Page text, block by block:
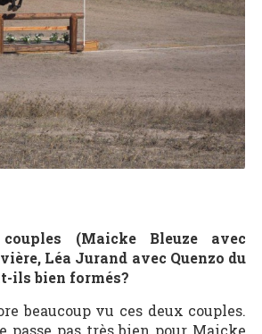
(Maicke Bleuze avec
Léa Jurand avec Quenzo du
ils bien formés?
beaucoup vu ces deux couples.
passe pas très bien pour Maicke